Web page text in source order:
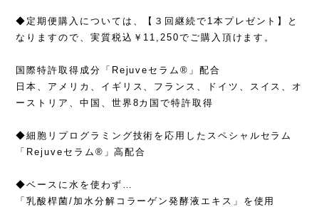
◆定期便購入については、【３回継続で1本プレゼント】と
なりますので、実質税込￥11,250でご購入頂けます。
国際特許取得成分「Rejuveセラム®」配合
日本、アメリカ、イギリス、フランス、ドイツ、スイス、オ
ーストリア、中国、世界8カ国で特許取得
◆細胞リプログラミング技術を応用したスペシャルセラム
「Rejuveセラム®」高配合
◆ベースに水を使わず…
「乳酸桿菌/加水分解コラーゲン発酵液エキス」を使用​